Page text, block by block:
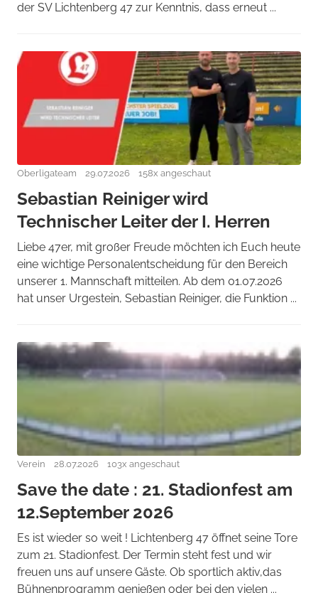
der SV Lichtenberg 47 zur Kenntnis, dass erneut ...
Oberligateam 29.07.2026 158x angeschaut
Sebastian Reiniger wird
Technischer Leiter der I. Herren
Liebe 47er, mit großer Freude möchten ich Euch heute
eine wichtige Personalentscheidung für den Bereich
unserer 1. Mannschaft mitteilen. Ab dem 01.07.2026
hat unser Urgestein, Sebastian Reiniger, die Funktion ...
Verein 28.07.2026 103x angeschaut
Save the date : 21. Stadionfest am
12.September 2026
Es ist wieder so weit ! Lichtenberg 47 öffnet seine Tore
zum 21. Stadionfest. Der Termin steht fest und wir
freuen uns auf unsere Gäste. Ob sportlich aktiv,das
Bühnenprogramm genießen oder bei den vielen ...